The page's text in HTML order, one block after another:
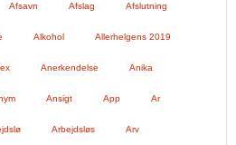
Afsavn Afslag Afslutning
Alkohol Allerhelgens 2019
Anerkendelse Anika
Ansigt App Ar
Arbejdsløs Arv